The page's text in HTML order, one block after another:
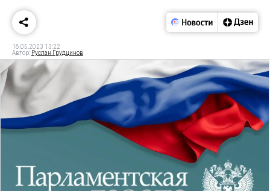
16.05.2023 13:22
Автор: Руслан Грудцинов